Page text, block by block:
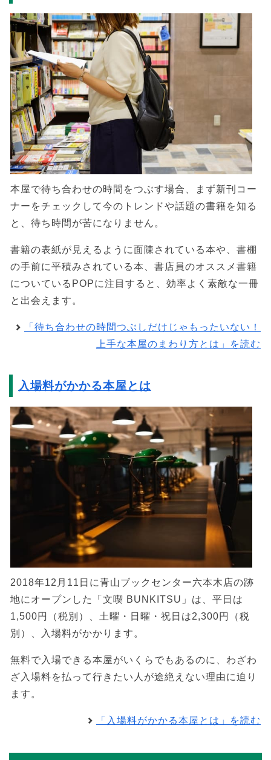
本屋で待ち合わせの時間をつぶす場合、まず新刊コー
ナーをチェックして今のトレンドや話題の書籍を知る
と、待ち時間が苦になりません。
書籍の表紙が見えるように面陳されている本や、書棚
の手前に平積みされている本、書店員のオススメ書籍
についているPOPに注目すると、効率よく素敵な一冊
と出会えます。
「待ち合わせの時間つぶしだけじゃもったいない！
上手な本屋のまわり方とは」を読む
入場料がかかる本屋とは
2018年12月11日に青山ブックセンター六本木店の跡
地にオープンした「文喫 BUNKITSU」は、平日は
1,500円（税別）、土曜・日曜・祝日は2,300円（税
別）、入場料がかかります。
無料で入場できる本屋がいくらでもあるのに、わざわ
ざ入場料を払って行きたい人が途絶えない理由に迫り
ます。
「入場料がかかる本屋とは」を読む